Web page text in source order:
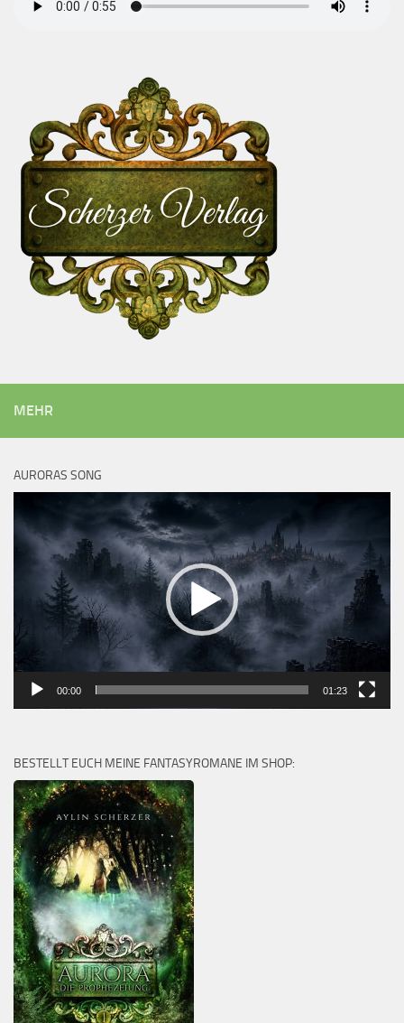
MEHR
AURORAS SONG
Player
00:00 01:23
BESTELLT EUCH MEINE FANTASYROMANE IM SHOP: